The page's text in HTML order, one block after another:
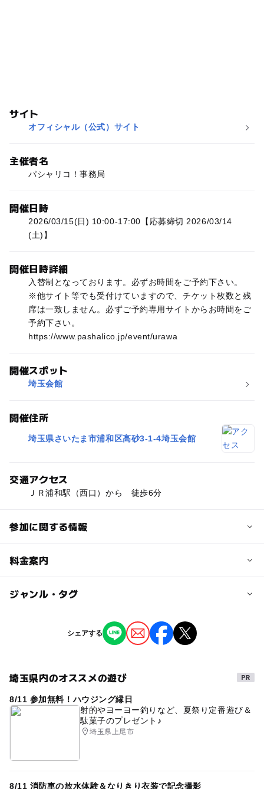
サイト
オフィシャル（公式）サイト
主催者名
パシャリコ！事務局
開催日時
2026/03/15(日) 10:00-17:00【応募締切 2026/03/14
(土)】
開催日時詳細
入替制となっております。必ずお時間をご予約下さい。
※他サイト等でも受付けていますので、チケット枚数と残
席は一致しません。必ずご予約専用サイトからお時間をご
予約下さい。
https://www.pashalico.jp/event/urawa
開催スポット
埼玉会館
開催住所
埼玉県さいたま市浦和区高砂3-1-4埼玉会館
交通アクセス
ＪＲ浦和駅（西口）から 徒歩6分
参加に関する情報
定員
入替制となっております。必ずお時間をご予約下さい。
※他サイト等でも受付けていますので、チケット枚数と残
席は一致しません。必ずご予約専用サイトからお時間をご
https://www.pashalico.jp/event/urawa
対象年齢
0歳･1歳･2歳の赤ちゃん(乳児･幼児)
3歳･4歳･5歳･6歳(幼児)小学生
予約必要
料金案内
子供の料金
ジャンル・タグ
季節のイベント
タグ
ベビー&キッズ撮影会 マタニティフォト
ハーフバースデー 100日 #無料
家族写真 お子様の成長の記録に
キッズ撮影会 室内イベント 雨の日でもOK
シェアする
埼玉県内のオススメの遊び
8/11 参加無料！ハウジング縁日
射的やヨーヨー釣りなど、夏祭り定番遊び＆
駄菓子のプレゼント♪
埼玉県上尾市
8/11 消防車の放水体験＆なりきり衣装で記念撮影